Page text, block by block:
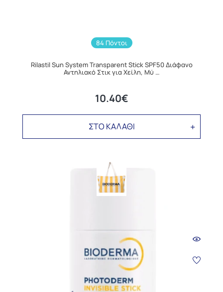
84 Πόντοι
Rilastil Sun System Transparent Stick SPF50 Διάφανο
Αντηλιακό Στικ για Χείλη, Μύ …
10.40€
ΣΤΟ ΚΑΛΑΘΙ